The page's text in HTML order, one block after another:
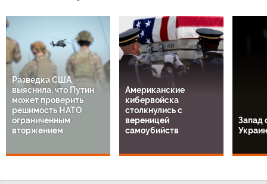
Разведка США
выяснила, что Путин
может проверить
решимость НАТО
ограниченным
вторжением
Американские
кибервойска
столкнулись с
вереницей
самоубийств
Запад